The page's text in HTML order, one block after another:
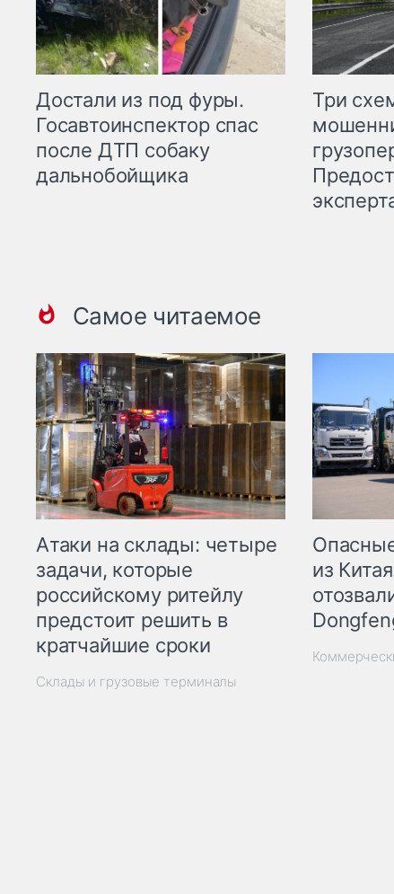
Достали из под фуры.
Госавтоинспектор спас
после ДТП собаку
дальнобойщика
Три
Самое читаемое
Атаки на склады: четыре
задачи, которые
российскому ритейлу
предстоит решить в
кратчайшие сроки
Склады и грузовые терминалы
из